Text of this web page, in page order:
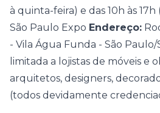
à quinta-feira) e das 10h às 17h
São Paulo Expo Endereço:
- Vila Água Funda - São Paulo/
limitada a lojistas de móveis e
arquitetos, designers,
(todos devidamente